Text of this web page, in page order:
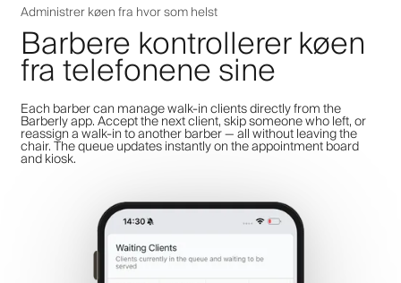
Administrer køen fra hvor som helst
Barbere kontrollerer køen
fra telefonene sine
Each barber can manage walk-in clients directly from the
Barberly app. Accept the next client, skip someone who left, or
reassign a walk-in to another barber — all without leaving the
chair. The queue updates instantly on the appointment board
and kiosk.